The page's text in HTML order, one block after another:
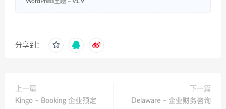
分享到：
上一篇
Kingo – Booking 企业预定
下一篇
Delaware – 企业财务咨询